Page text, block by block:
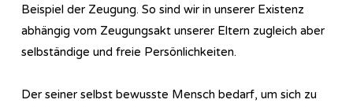
Beispiel der Zeugung. So sind wir in unserer Existenz
abhängig vom Zeugungsakt unserer Eltern zugleich aber
selbständige und freie Persönlichkeiten.
Der seiner selbst bewusste Mensch bedarf, um sich zu